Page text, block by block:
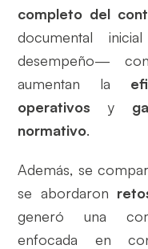
completo del
documental
desempeño—
aumentan la
operativos y
normativo.
Además, se
se abordaron
generó una
enfocada en